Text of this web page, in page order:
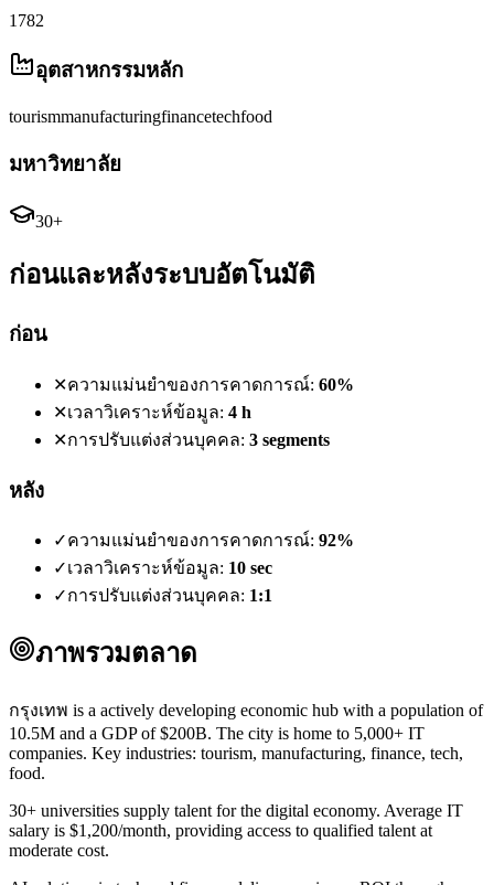
1782
อุตสาหกรรมหลัก
tourismmanufacturingfinancetechfood
มหาวิทยาลัย
30+
ก่อนและหลังระบบอัตโนมัติ
ก่อน
✕ความแม่นยำของการคาดการณ์: 60%
✕เวลาวิเคราะห์ข้อมูล: 4 h
✕การปรับแต่งส่วนบุคคล: 3 segments
หลัง
✓ความแม่นยำของการคาดการณ์: 92%
✓เวลาวิเคราะห์ข้อมูล: 10 sec
✓การปรับแต่งส่วนบุคคล: 1:1
ภาพรวมตลาด
กรุงเทพ is a actively developing economic hub with a population of
10.5M and a GDP of $200B. The city is home to 5,000+ IT
companies. Key industries: tourism, manufacturing, finance, tech,
food.
30+ universities supply talent for the digital economy. Average IT
salary is $1,200/month, providing access to qualified talent at
moderate cost.